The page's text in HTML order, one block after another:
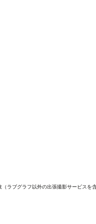
ラブグラフ以外の出張撮影サービスを